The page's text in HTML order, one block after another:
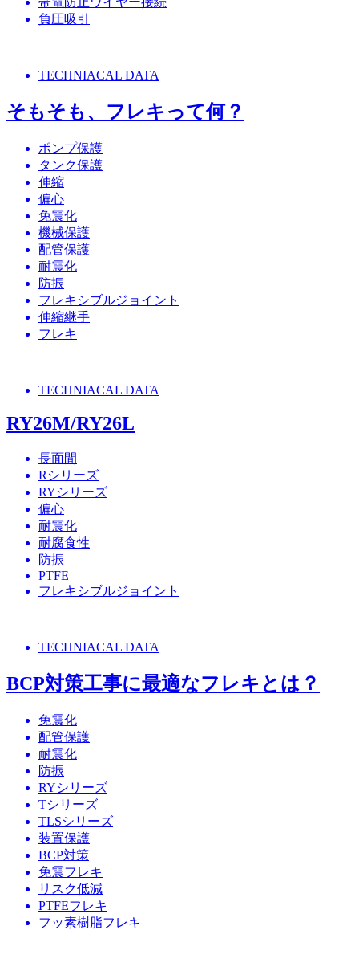
負圧吸引
TECHNIACAL DATA
そもそも、フレキって何？
ポンプ保護
タンク保護
伸縮
偏心
免震化
機械保護
配管保護
耐震化
防振
フレキシブルジョイント
伸縮継手
フレキ
TECHNIACAL DATA
RY26M/RY26L
長面間
Rシリーズ
RYシリーズ
偏心
耐震化
耐腐食性
防振
PTFE
フレキシブルジョイント
TECHNIACAL DATA
BCP対策工事に最適なフレキとは？
免震化
配管保護
耐震化
防振
RYシリーズ
Tシリーズ
TLSシリーズ
装置保護
BCP対策
免震フレキ
リスク低減
PTFEフレキ
フッ素樹脂フレキ